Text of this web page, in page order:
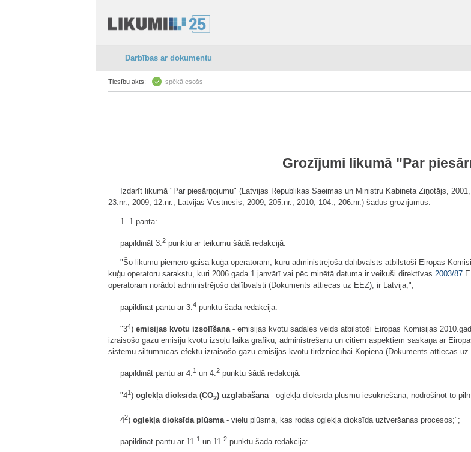
Darbības ar dokumentu
Tiesību akts: spēkā esošs
Grozījumi likumā "Par
Izdarīt likumā "Par piesārņojumu" (Latvijas Republikas Saeimas un Ministru Kabineta Ziņotājs,
23.nr.; 2009, 12.nr.; Latvijas Vēstnesis, 2009, 205.nr.; 2010, 104., 206.nr.) šādus grozījumus:
1. 1.pantā:
papildināt 3.2 punktu ar teikumu šādā redakcijā:
"Šo likumu piemēro gaisa kuģa operatoram, kuru administrējošā dalībvalsts atbilstoši Eiropas
kuģu operatoru sarakstu, kuri 2006.gada 1.janvārī vai pēc minētā datuma ir veikuši direktīvas 2003/87
operatoram norādot administrējošo dalībvalsti (Dokuments attiecas uz EEZ), ir Latvija;";
papildināt pantu ar 3. 4 punktu šādā redakcijā:
"34) emisijas kvotu izsolīšana - emisijas kvotu sadales veids atbilstoši Eiropas Komisijas
izraisošo gāzu emisiju kvotu izsoļu laika grafiku, administrēšanu un citiem aspektiem saskaņā ar
sistēmu siltumnīcas efektu izraisošo gāzu emisijas kvotu tirdzniecībai Kopienā (Dokuments attiecas uz
papildināt pantu ar 4.1 un 4.2 punktu šādā redakcijā:
"41) oglekļa dioksīda (CO2) uzglabāšana - oglekļa dioksīda plūsmu iesūknēšana, nodrošinot to
42) oglekļa dioksīda plūsma - vielu plūsma, kas rodas oglekļa dioksīda uztveršanas procesos;";
papildināt pantu ar 11. 1 un 11. 2 punktu šādā redakcijā: